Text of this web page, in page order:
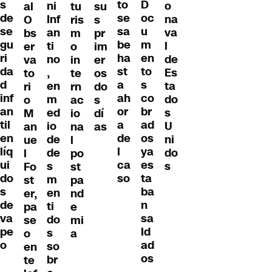
s
de
se
gu
ri
da
d
inf
an
til
en
líq
ui
do
s
de
va
pe
o
al
O
bs
er
va
to
ri
o
M
an
ue
l
Fo
st
er,
pa
se
o
en
te
ni
Inf
an
ti
no
,
en
m
ed
io
de
de
s
m
en
ti
do
s
so
br
tu
ris
m
o
in
te
rn
ac
io
na
l
po
st
pa
nd
e
mi
a
su
s
pr
im
er
os
do
s
dí
as
to
se
sa
be
ha
st
a
ah
or
a
de
l
ca
so
D
oc
u
m
en
to
s
co
br
ad
os
ya
es
ta
ba
n
sa
ld
ad
os
o
na
va
l
de
Es
ta
do
s
U
ni
do
s